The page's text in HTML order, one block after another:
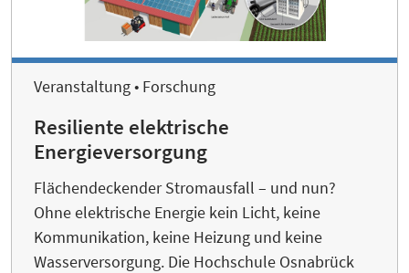
Veranstaltung • Forschung
Resiliente elektrische
Energieversorgung
Flächendeckender Stromausfall – und nun?
Ohne elektrische Energie kein Licht, keine
Kommunikation, keine Heizung und keine
Wasserversorgung. Die Hochschule Osnabrück